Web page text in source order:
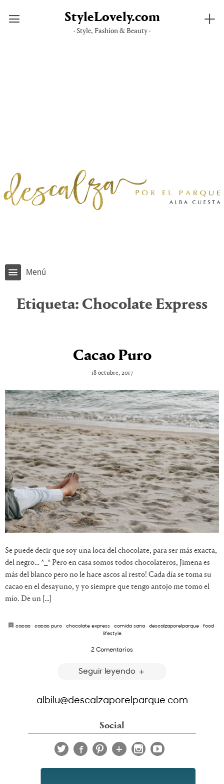
StyleLovely.com
· Style, Fashion & Beauty ·
Menú
Etiqueta: Chocolate Express
Cacao Puro
18 octubre, 2017
Se puede decir que soy una loca del chocolate, para ser más exacta,
del negro… ^_^ Pero en casa somos todos chocolateros, Jimena es
más del blanco pero no le hace ascos al resto! Cada día se toma su
cacao en el desayuno, y yo siempre que tengo antojo me tomo el
mío. De un […]
cacao· cacao puro· chocolate express· comida sana· descalzaporelparque· food·
lifestyle
2 Comentarios
Seguir leyendo
albilu@descalzaporelparque.com
Social